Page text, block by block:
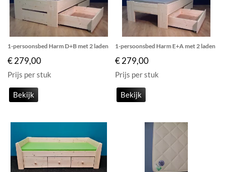
1-persoonsbed Harm D+B met 2 laden
€ 279,00
Prijs per stuk
Bekijk
1-persoonsbed Harm E+A met 2 laden
€ 279,00
Prijs per stuk
Bekijk